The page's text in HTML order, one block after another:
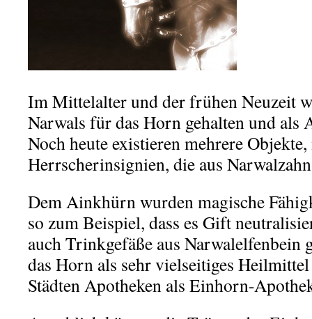
Im Mittelalter und der frühen Neuzeit
Narwals für das Horn gehalten und als
Noch heute existieren mehrere
Herrscherinsignien, die aus
Dem Ainkhürn wurden magische
so zum Beispiel, dass es Gift
auch Trinkgefäße aus Narwalelfenbein
das Horn als sehr vielseitiges
Städten Apotheken als Einhorn-